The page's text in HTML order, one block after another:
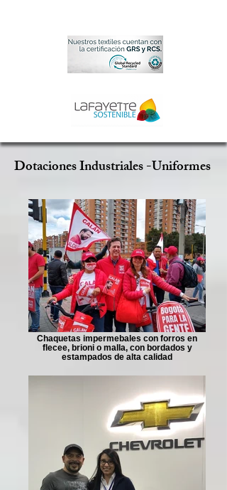
Dotaciones Industriales -Uniformes
Chaquetas impermebales con forros en
flecee, brioni o malla, con bordados y
estampados de alta calidad